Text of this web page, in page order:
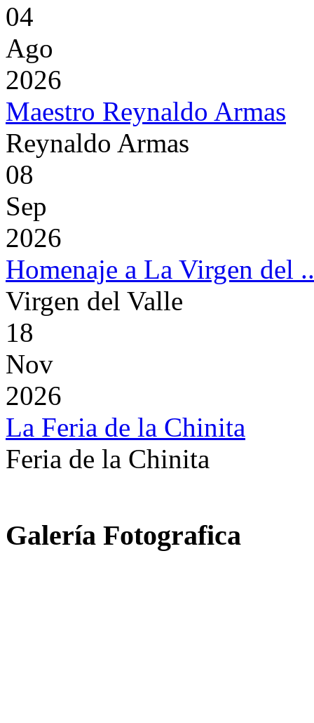
04
Ago
2026
Maestro Reynaldo Armas
Reynaldo Armas
08
Sep
2026
Homenaje a La Virgen del
Virgen del Valle
18
Nov
2026
La Feria de la Chinita
Feria de la Chinita
Galería Fotografica